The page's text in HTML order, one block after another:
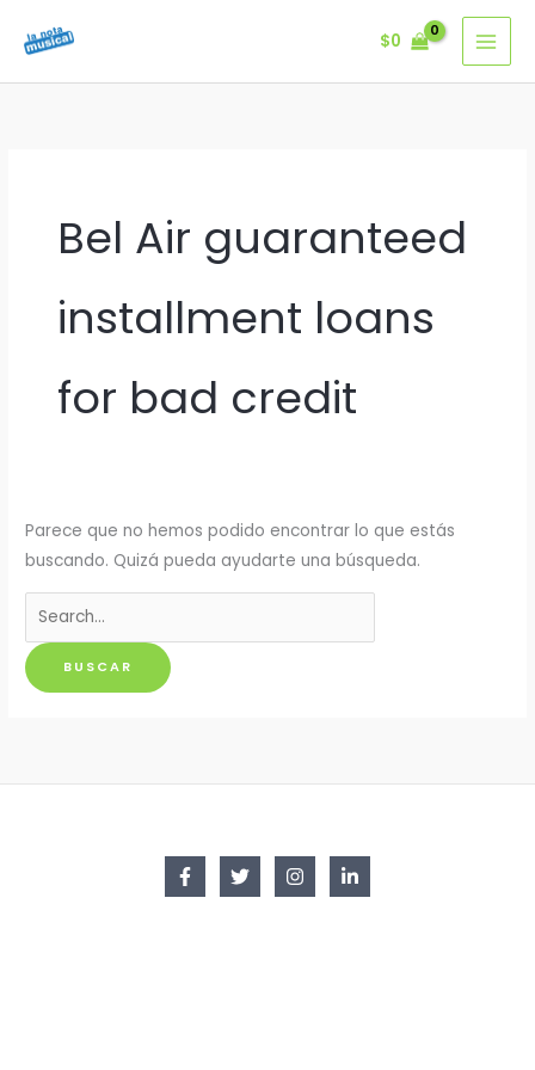
$0
Bel Air guaranteed
installment loans
for bad credit
Parece que no hemos podido encontrar lo que estás
buscando. Quizá pueda ayudarte una búsqueda.
Buscar
por: